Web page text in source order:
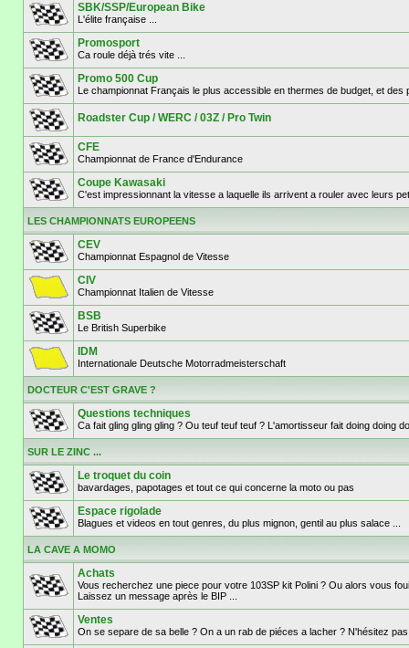
SBK/SSP/European Bike
L'élite française ...
Promosport
Ca roule déjà trés vite ...
Promo 500 Cup
Le championnat Français le plus accessible en thermes de budget, et des
Roadster Cup / WERC / 03Z / Pro Twin
CFE
Championnat de France d'Endurance
Coupe Kawasaki
C'est impressionnant la vitesse a laquelle ils arrivent a rouler avec leurs
LES CHAMPIONNATS EUROPEENS
CEV
Championnat Espagnol de Vitesse
CIV
Championnat Italien de Vitesse
BSB
Le British Superbike
IDM
Internationale Deutsche Motorradmeisterschaft
DOCTEUR C'EST GRAVE ?
Questions techniques
Ca fait gling gling gling ? Ou teuf teuf teuf ? L'amortisseur fait doing doing
SUR LE ZINC ...
Le troquet du coin
bavardages, papotages et tout ce qui concerne la moto ou pas
Espace rigolade
Blagues et videos en tout genres, du plus mignon, gentil au plus salace ...
LA CAVE A MOMO
Achats
Vous recherchez une piece pour votre 103SP kit Polini ? Ou alors vous
Laissez un message après le BIP ...
Ventes
On se separe de sa belle ? On a un rab de piéces a lacher ? N'hésitez